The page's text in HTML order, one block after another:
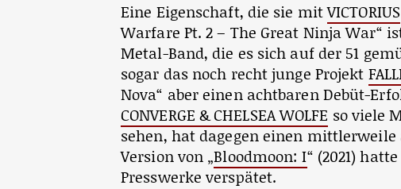
Eine Eigenschaft, die sie mitVICTORIUS
Warfare Pt. 2 – The Great Ninja War“
Metal-Band, die es sich auf der 51
sogar das noch recht junge Projekt
Nova“ aber einen achtbaren Debüt-
CONVERGE & CHELSEA WOLFE so viele
sehen, hat dagegen einen
Version von „Bloodmoon: I“ (2021)
Presswerke verspätet.